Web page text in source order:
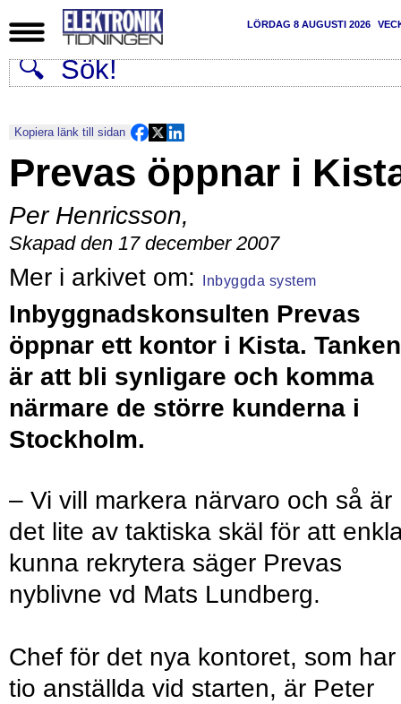
LÖRDAG 8 AUGUSTI 2026
Kopiera länk till sidan
Prevas öppnar i
Per Henricsson,
Skapad den 17 december 2007
Inbyggda system
Inbyggnadskonsulten Prevas
öppnar ett kontor i Kista. Tanken
är att bli synligare och komma
närmare de större kunderna i
Stockholm.
– Vi vill markera närvaro och så är
det lite av taktiska skäl för att
kunna rekrytera säger Prevas
nyblivne vd Mats Lundberg.
Chef för det nya kontoret, som har
tio anställda vid starten, är Peter